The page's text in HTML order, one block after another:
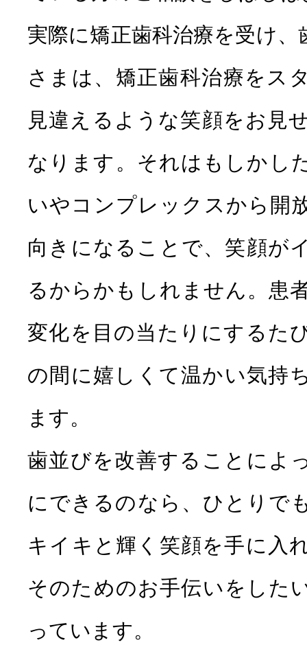
実際に矯正歯科治療を受け
さまは、矯正歯科治療をス
見違えるような笑顔をお見
なります。それはもしかし
いやコンプレックスから開
向きになることで、笑顔が
るからかもしれません。患
変化を目の当たりにするた
の間に嬉しくて温かい気持
ます。
歯並びを改善することによ
にできるのなら、ひとりで
キイキと輝く笑顔を手に入
そのためのお手伝いをした
っています。